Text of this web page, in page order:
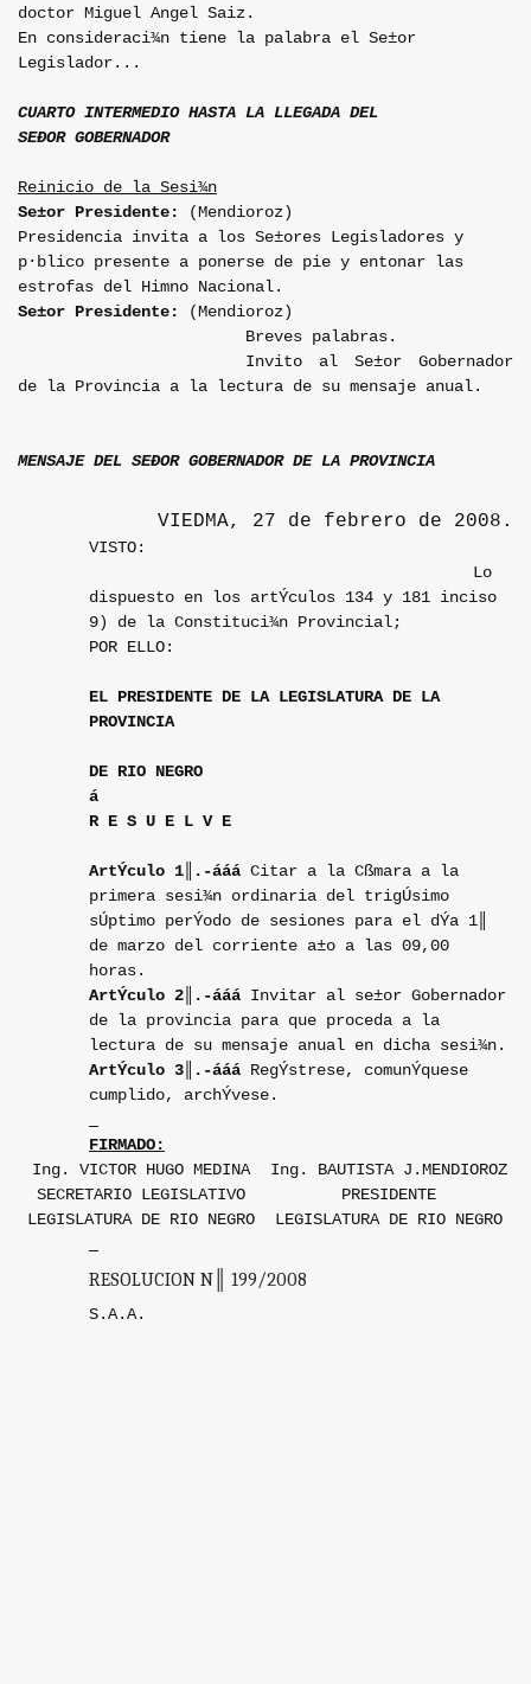
doctor Miguel Angel Saiz.
En consideraci¾n tiene la palabra el Se±or
Legislador...
CUARTO INTERMEDIO HASTA LA LLEGADA DEL
SEÐOR GOBERNADOR
Reinicio de la Sesi¾n
Se±or Presidente:
(Mendioroz)
Presidencia invita a los Se±ores Legisladores y
p·blico presente a ponerse de pie y entonar las
estrofas del Himno Nacional.
Se±or Presidente:
(Mendioroz)
Breves palabras.
Invito al Se±or Gobernador
de la Provincia a la lectura de su mensaje anual.
MENSAJE DEL SEÐOR GOBERNADOR DE LA PROVINCIA
VIEDMA, 27 de febrero de 2008.
VISTO:
Lo
dispuesto en los artÝculos 134 y 181 inciso
9) de la Constituci¾n Provincial;
POR ELLO:
EL PRESIDENTE DE LA LEGISLATURA DE LA
PROVINCIA
DE RIO NEGRO
á
R E S U E L V E
ArtÝculo 1║.-ááá Citar a la Cßmara a la
primera sesi¾n ordinaria del trigÚsimo
sÚptimo perÝodo de sesiones para el dÝa 1║
de marzo del corriente a±o a las 09,00
horas.
ArtÝculo 2║.-ááá Invitar al se±or Gobernador
de la provincia para que proceda a la
lectura de su mensaje anual en dicha sesi¾n.
ArtÝculo 3║.-ááá RegÝstrese, comunÝquese
cumplido, archÝvese.
FIRMADO:
Ing. VICTOR HUGO MEDINA
SECRETARIO LEGISLATIVO
LEGISLATURA DE RIO NEGRO
Ing. BAUTISTA J.MENDIOROZ
PRESIDENTE
LEGISLATURA DE RIO NEGRO
RESOLUCION N║ 199/2008
S.A.A.